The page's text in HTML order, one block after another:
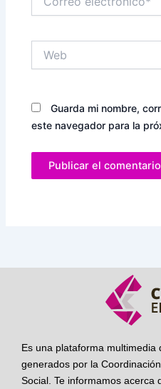
electrónico*
Guarda mi nombre,
este navegador para la
Es una plataforma
generados por la
Social. Te informamos acerca